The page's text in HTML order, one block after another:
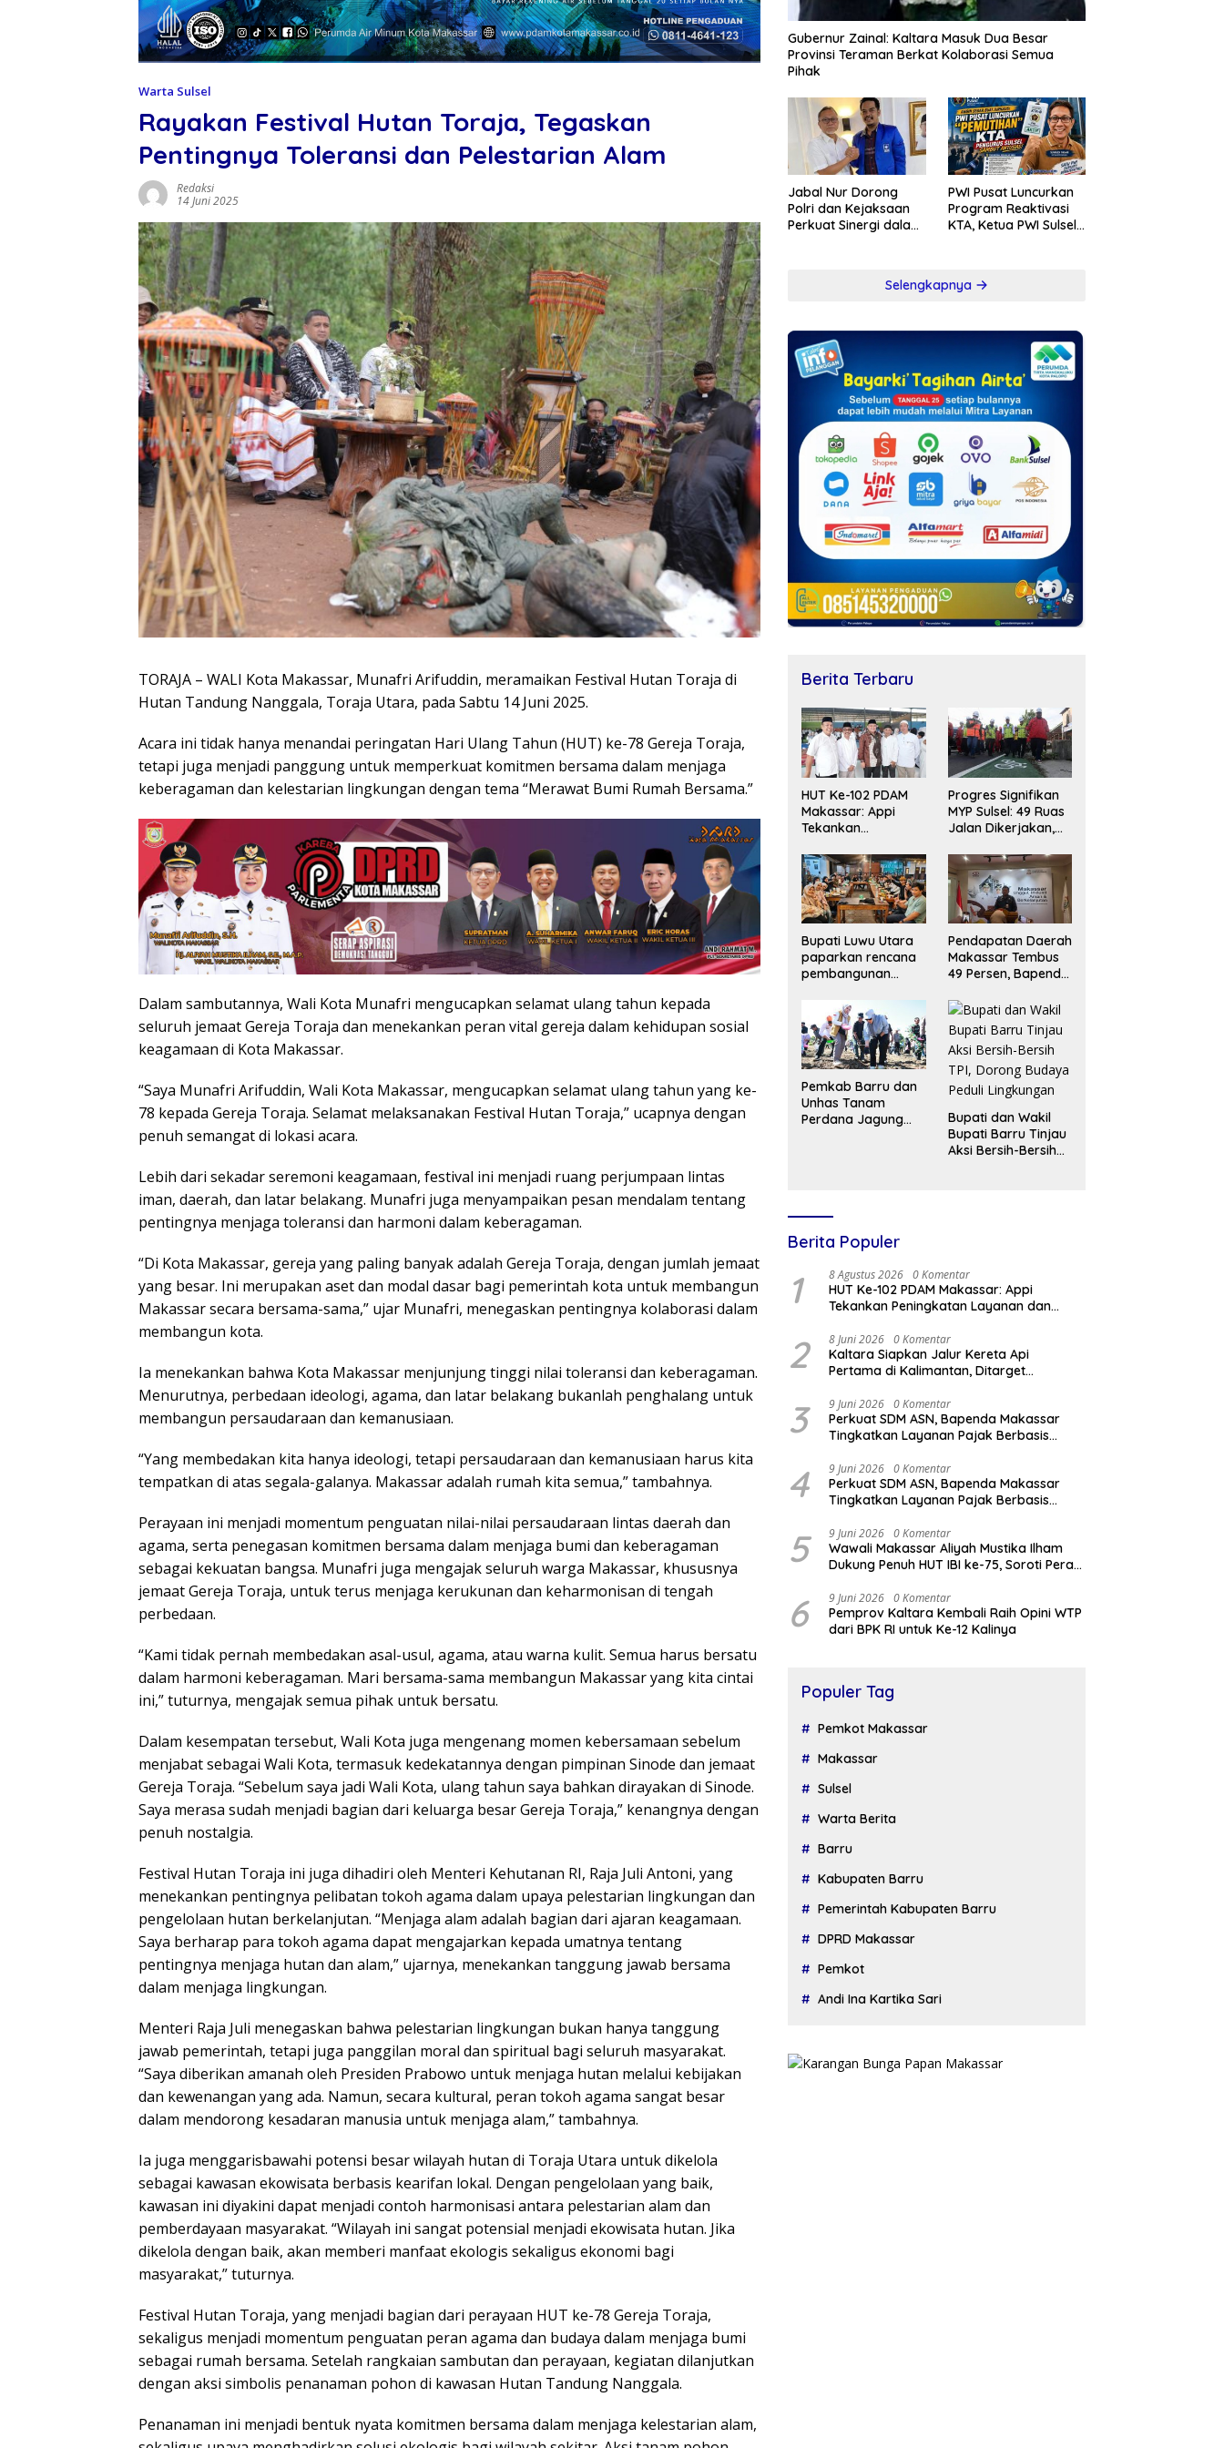
Warta Sulsel
Rayakan Festival Hutan Toraja, Tegaskan
Pentingnya Toleransi dan Pelestarian Alam
Redaksi
14 Juni 2025
TORAJA – WALI Kota Makassar, Munafri Arifuddin, meramaikan Festival Hutan Toraja di
Hutan Tandung Nanggala, Toraja Utara, pada Sabtu 14 Juni 2025.
Acara ini tidak hanya menandai peringatan Hari Ulang Tahun (HUT) ke-78 Gereja Toraja,
tetapi juga menjadi panggung untuk memperkuat komitmen bersama dalam menjaga
keberagaman dan kelestarian lingkungan dengan tema “Merawat Bumi Rumah Bersama.”
Dalam sambutannya, Wali Kota Munafri mengucapkan selamat ulang tahun kepada
seluruh jemaat Gereja Toraja dan menekankan peran vital gereja dalam kehidupan sosial
keagamaan di Kota Makassar.
“Saya Munafri Arifuddin, Wali Kota Makassar, mengucapkan selamat ulang tahun yang ke-
78 kepada Gereja Toraja. Selamat melaksanakan Festival Hutan Toraja,” ucapnya dengan
penuh semangat di lokasi acara.
Lebih dari sekadar seremoni keagamaan, festival ini menjadi ruang perjumpaan lintas
iman, daerah, dan latar belakang. Munafri juga menyampaikan pesan mendalam tentang
pentingnya menjaga toleransi dan harmoni dalam keberagaman.
“Di Kota Makassar, gereja yang paling banyak adalah Gereja Toraja, dengan jumlah jemaat
yang besar. Ini merupakan aset dan modal dasar bagi pemerintah kota untuk membangun
Makassar secara bersama-sama,” ujar Munafri, menegaskan pentingnya kolaborasi dalam
membangun kota.
Ia menekankan bahwa Kota Makassar menjunjung tinggi nilai toleransi dan keberagaman.
Menurutnya, perbedaan ideologi, agama, dan latar belakang bukanlah penghalang untuk
membangun persaudaraan dan kemanusiaan.
“Yang membedakan kita hanya ideologi, tetapi persaudaraan dan kemanusiaan harus kita
tempatkan di atas segala-galanya. Makassar adalah rumah kita semua,” tambahnya.
Perayaan ini menjadi momentum penguatan nilai-nilai persaudaraan lintas daerah dan
agama, serta penegasan komitmen bersama dalam menjaga bumi dan keberagaman
sebagai kekuatan bangsa. Munafri juga mengajak seluruh warga Makassar, khususnya
jemaat Gereja Toraja, untuk terus menjaga kerukunan dan keharmonisan di tengah
perbedaan.
“Kami tidak pernah membedakan asal-usul, agama, atau warna kulit. Semua harus bersatu
dalam harmoni keberagaman. Mari bersama-sama membangun Makassar yang kita cintai
ini,” tuturnya, mengajak semua pihak untuk bersatu.
Dalam kesempatan tersebut, Wali Kota juga mengenang momen kebersamaan sebelum
menjabat sebagai Wali Kota, termasuk kedekatannya dengan pimpinan Sinode dan jemaat
Gereja Toraja. “Sebelum saya jadi Wali Kota, ulang tahun saya bahkan dirayakan di Sinode.
Saya merasa sudah menjadi bagian dari keluarga besar Gereja Toraja,” kenangnya dengan
penuh nostalgia.
Festival Hutan Toraja ini juga dihadiri oleh Menteri Kehutanan RI, Raja Juli Antoni, yang
menekankan pentingnya pelibatan tokoh agama dalam upaya pelestarian lingkungan dan
pengelolaan hutan berkelanjutan. “Menjaga alam adalah bagian dari ajaran keagamaan.
Saya berharap para tokoh agama dapat mengajarkan kepada umatnya tentang
pentingnya menjaga hutan dan alam,” ujarnya, menekankan tanggung jawab bersama
dalam menjaga lingkungan.
Menteri Raja Juli menegaskan bahwa pelestarian lingkungan bukan hanya tanggung
jawab pemerintah, tetapi juga panggilan moral dan spiritual bagi seluruh masyarakat.
“Saya diberikan amanah oleh Presiden Prabowo untuk menjaga hutan melalui kebijakan
dan kewenangan yang ada. Namun, secara kultural, peran tokoh agama sangat besar
dalam mendorong kesadaran manusia untuk menjaga alam,” tambahnya.
Ia juga menggarisbawahi potensi besar wilayah hutan di Toraja Utara untuk dikelola
sebagai kawasan ekowisata berbasis kearifan lokal. Dengan pengelolaan yang baik,
kawasan ini diyakini dapat menjadi contoh harmonisasi antara pelestarian alam dan
pemberdayaan masyarakat. “Wilayah ini sangat potensial menjadi ekowisata hutan. Jika
dikelola dengan baik, akan memberi manfaat ekologis sekaligus ekonomi bagi
masyarakat,” tuturnya.
Festival Hutan Toraja, yang menjadi bagian dari perayaan HUT ke-78 Gereja Toraja,
sekaligus menjadi momentum penguatan peran agama dan budaya dalam menjaga bumi
sebagai rumah bersama. Setelah rangkaian sambutan dan perayaan, kegiatan dilanjutkan
dengan aksi simbolis penanaman pohon di kawasan Hutan Tandung Nanggala.
Penanaman ini menjadi bentuk nyata komitmen bersama dalam menjaga kelestarian alam,
Gubernur Zainal: Kaltara Masuk Dua Besar
Provinsi Teraman Berkat Kolaborasi Semua
Pihak
Jabal Nur Dorong
Polri dan Kejaksaan
Perkuat Sinergi dalam
PWI Pusat Luncurkan
Program Reaktivasi
KTA, Ketua PWI Sulsel
Selengkapnya
Berita Terbaru
HUT Ke-102 PDAM
Makassar: Appi
Tekankan
Layanan dan Jaga
Likuiditas
Perusahaan
Progres Signifikan
MYP Sulsel: 49 Ruas
Jalan Dikerjakan,
Persen
Bupati Luwu Utara
paparkan rencana
pembangunan
hadapan
mahasiswa
Yogyakarta
Pendapatan Daerah
Makassar Tembus
49 Persen, Bapenda
2026 Tercapai
Pemkab Barru dan
Unhas Tanam
Perdana Jagung
Bupati dan Wakil
Bupati Barru Tinjau
Aksi Bersih-Bersih
Berita Populer
1 8 Agustus 2026 0 Komentar
HUT Ke-102 PDAM Makassar: Appi
Tekankan Peningkatan Layanan dan
2 8 Juni 2026 0 Komentar
Kaltara Siapkan Jalur Kereta Api
Pertama di Kalimantan, Ditarget
3 9 Juni 2026 0 Komentar
Perkuat SDM ASN, Bapenda Makassar
Tingkatkan Layanan Pajak Berbasis
4 9 Juni 2026 0 Komentar
Perkuat SDM ASN, Bapenda Makassar
Tingkatkan Layanan Pajak Berbasis
5 9 Juni 2026 0 Komentar
Wawali Makassar Aliyah Mustika Ilham
Dukung Penuh HUT IBI ke-75, Soroti Peran
6 9 Juni 2026 0 Komentar
Pemprov Kaltara Kembali Raih Opini WTP
dari BPK RI untuk Ke-12 Kalinya
Populer Tag
Pemkot Makassar
Makassar
Sulsel
Warta Berita
Barru
Kabupaten Barru
Pemerintah Kabupaten Barru
DPRD Makassar
Pemkot
Andi Ina Kartika Sari